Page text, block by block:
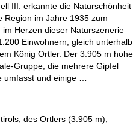
III. erkannte die Naturschönheit
Region im Jahre 1935 zum
Herzen dieser Naturszenerie
Einwohnern, gleich unterhalb
König Ortler. Der 3.905 m hohe
Gruppe, die mehrere Gipfel
umfasst und einige …
des Ortlers (3.905 m),